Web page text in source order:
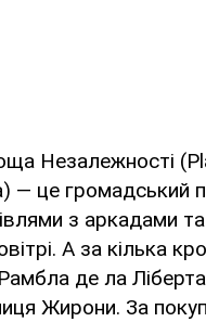
Незалежності
— це громадський
з аркадами
А за кілька
де ла
Жирони. За